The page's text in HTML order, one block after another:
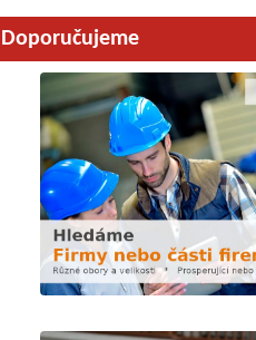
Doporučujeme